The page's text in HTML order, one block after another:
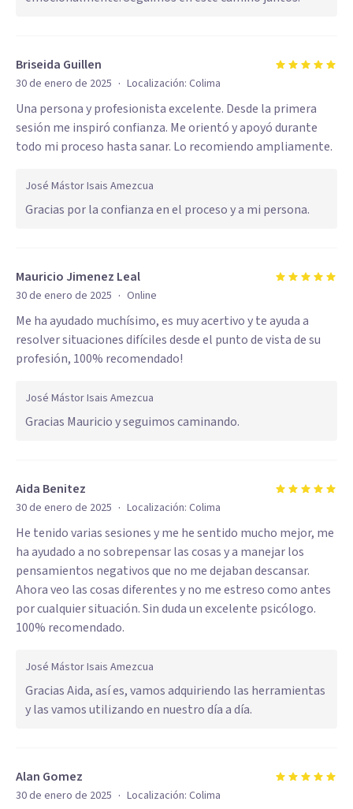
Briseida Guillen
30 de enero de 2025 · Localización: Colima
Una persona y profesionista excelente. Desde la primera
sesión me inspiró confianza. Me orientó y apoyó durante
todo mi proceso hasta sanar. Lo recomiendo ampliamente.
José Mástor Isais Amezcua
Gracias por la confianza en el proceso y a mi persona.
Mauricio Jimenez Leal
30 de enero de 2025 · Online
Me ha ayudado muchísimo, es muy acertivo y te ayuda a
resolver situaciones difíciles desde el punto de vista de su
profesión, 100% recomendado!
José Mástor Isais Amezcua
Gracias Mauricio y seguimos caminando.
Aida Benitez
30 de enero de 2025 · Localización: Colima
He tenido varias sesiones y me he sentido mucho mejor, me
ha ayudado a no sobrepensar las cosas y a manejar los
pensamientos negativos que no me dejaban descansar.
Ahora veo las cosas diferentes y no me estreso como antes
por cualquier situación. Sin duda un excelente psicólogo.
100% recomendado.
José Mástor Isais Amezcua
Gracias Aida, así es, vamos adquiriendo las herramientas
y las vamos utilizando en nuestro día a día.
Alan Gomez
30 de enero de 2025 · Localización: Colima